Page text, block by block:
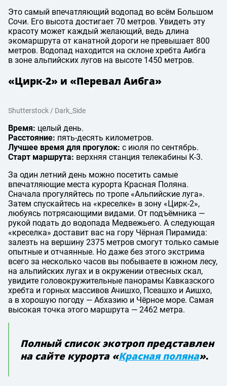
Это самый впечатляющий водопад во всём Большом
Сочи. Его высота достигает 70 метров. Увидеть эту
красоту может каждый желающий, ведь длина
экомаршрута от канатной дороги не превышает 800
метров. Водопад находится на склоне хребта Аибга
в зоне альпийских лугов на высоте 1450 метров.
«Цирк-2» и «Перевал Аибга»
Shutterstock / Dark_Side
Время: целый день.
Расстояние: пять-десять километров.
Лучшее время для прогулок: с июля по сентябрь.
Старт маршрута: верхняя станция телекабины К-3.
За один летний день можно посетить самые
впечатляющие места курорта Красная Поляна.
Сначала прогуляйтесь по тропе «Альпийские луга».
Затем спускайтесь на «креселке» в зону «Цирк-2»,
любуясь потрясающими видами. От подъёмника —
рукой подать до водопада Медвежьего. А следующая
«креселка» доставит вас на гору Чёрная Пирамида:
залезть на вершину 2375 метров смогут только самые
опытные и отчаянные. Но даже без этого экстрима
всего за несколько часов вы побываете в южном лесу,
на альпийских лугах и в окружении отвесных скал,
увидите головокружительные панорамы Кавказского
хребта и горных массивов Ачишхо, Псеашхо и Аишхо,
а в хорошую погоду — Абхазию и Чёрное море. Самая
высокая точка этого маршрута — 2462 метра.
Полный список экотроп представлен
на сайте курорта «Красная поляна».